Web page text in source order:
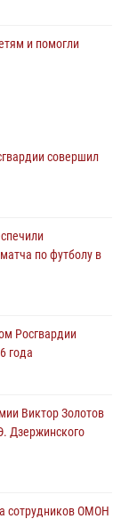
и помогли
и МЧС
пропавшую
совершил
по футболу в
Росгвардии
года
Виктор Золотов
Дзержинского
сотрудников ОМОН